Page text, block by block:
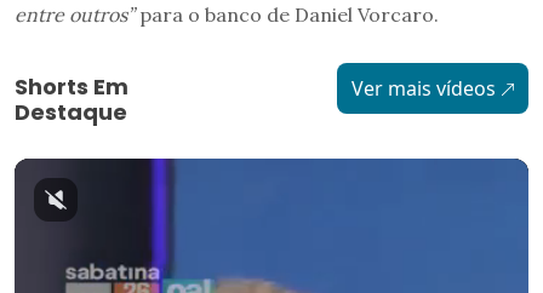
entre outros”para o banco de Daniel Vorcaro.
Shorts Em
Destaque
Ver mais vídeos